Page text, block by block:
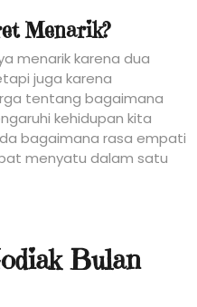
Menarik?
menarik karena dua
juga karena
tentang bagaimana
kehidupan kita
bagaimana rasa empati
menyatu dalam satu
Bulan